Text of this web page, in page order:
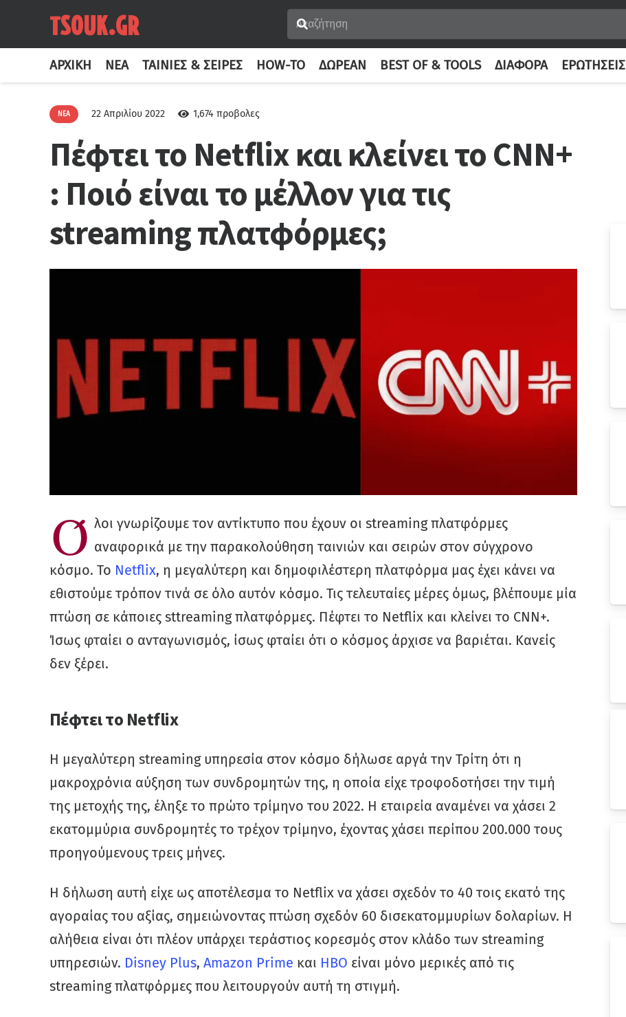
ΑΡΧΙΚΉ ΝΈΑ ΤΑΙΝΊΕΣ & ΣΕΙΡΈΣ HOW-TO ΔΩΡΕΆΝ BEST OF & TOOLS ΔΙΆΦΟΡΑ ΕΡΩΤΉΣΕΙΣ
ΝΈΑ 22 Απριλίου 2022 1,674 προβολες
Πέφτει το Netflix και κλείνει το CNN+
: Ποιό είναι το μέλλον για τις
streaming πλατφόρμες;
Ό λοι γνωρίζουμε τον αντίκτυπο που έχουν οι streaming πλατφόρμες
αναφορικά με την παρακολούθηση ταινιών και σειρών στον σύγχρονο
κόσμο. Το Netflix, η μεγαλύτερη και δημοφιλέστερη πλατφόρμα μας έχει κάνει να
εθιστούμε τρόπον τινά σε όλο αυτόν κόσμο. Τις τελευταίες μέρες όμως, βλέπουμε μία
πτώση σε κάποιες sttreaming πλατφόρμες. Πέφτει το Netflix και κλείνει το CNN+.
Ίσως φταίει ο ανταγωνισμός, ίσως φταίει ότι ο κόσμος άρχισε να βαριέται. Κανείς
δεν ξέρει.
Πέφτει το Netflix
Η μεγαλύτερη streaming υπηρεσία στον κόσμο δήλωσε αργά την Τρίτη ότι η
μακροχρόνια αύξηση των συνδρομητών της, η οποία είχε τροφοδοτήσει την τιμή
της μετοχής της, έληξε το πρώτο τρίμηνο του 2022. Η εταιρεία αναμένει να χάσει 2
εκατομμύρια συνδρομητές το τρέχον τρίμηνο, έχοντας χάσει περίπου 200.000 τους
προηγούμενους τρεις μήνες.
Η δήλωση αυτή είχε ως αποτέλεσμα το Netflix να χάσει σχεδόν το 40 τοις εκατό της
αγοραίας του αξίας, σημειώνοντας πτώση σχεδόν 60 δισεκατομμυρίων δολαρίων. Η
αλήθεια είναι ότι πλέον υπάρχει τεράστιος κορεσμός στον κλάδο των streaming
υπηρεσιών. Disney Plus, Amazon Prime και HBO είναι μόνο μερικές από τις
streaming πλατφόρμες που λειτουργούν αυτή τη στιγμή.